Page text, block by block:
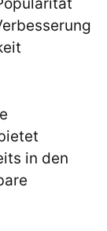
in den